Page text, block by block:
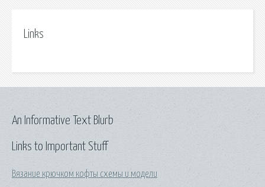
Links
Links to Important Stuff
Вязание крючком кофты схемы и модели
An Informative Text Blurb